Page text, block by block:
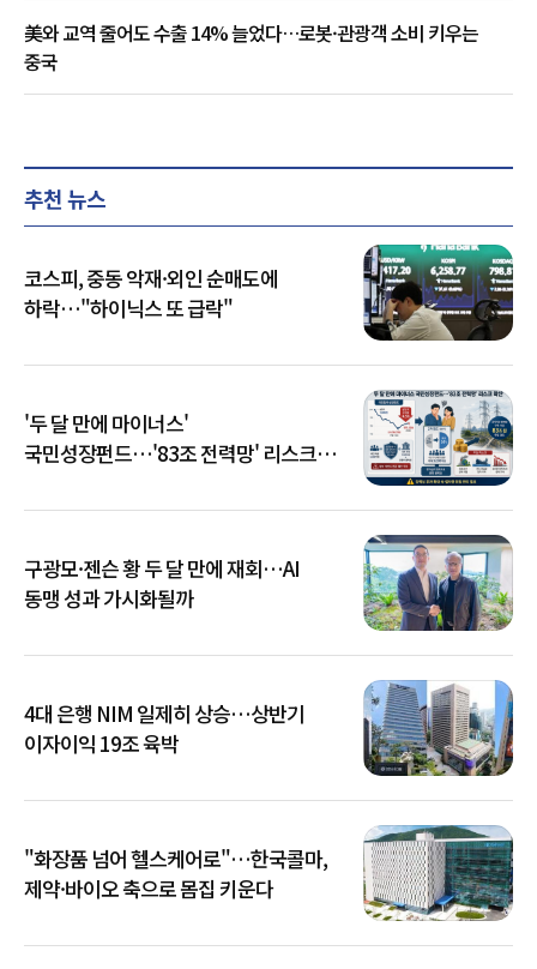
美와 교역 줄어도 수출 14% 늘었다…로봇·관광객 소비 키우는
중국
추천 뉴스
코스피, 중동 악재·외인 순매도에
하락…"하이닉스 또 급락"
'두 달 만에 마이너스'
국민성장펀드…'83조 전력망' 리스크
구광모·젠슨 황 두 달 만에 재회…AI
동맹 성과 가시화될까
4대 은행 NIM 일제히 상승…상반기
이자이익 19조 육박
"화장품 넘어 헬스케어로"…한국콜마,
제약·바이오 축으로 몸집 키운다